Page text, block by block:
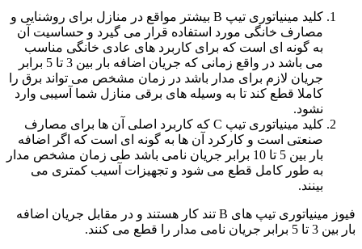
کلید مینیاتوری تیپ B بیشتر مواقع در منازل برای روشنایی و
مصارف خانگی مورد استفاده قرار می گیرد و حساسیت آن
به گونه ای است که برای کاربرد های عادی خانگی مناسب
می باشد در واقع زمانی که جریان اضافه بار بین 3 تا 5 برابر
جریان لازم برای مدار باشد در زمان مشخص می تواند برق را
کاملا قطع کند تا به وسیله های برقی منازل شما آسیبی وارد
نشود.
کلید مینیاتوری تیپ C که کاربرد اصلی آن ها برای مصارف
صنعتی است و کارکرد آن ها به گونه ای است که اگر اضافه
بار بین 5 تا 10 برابر جریان نامی باشد طی زمان مشخص مدار
به طور کامل قطع می شود و تجهیزات آسیب کمتری می
بینند.
فیوز مینیاتوری تیپ های B تند کار هستند و در مقابل جریان اضافه
بار بین 3 تا 5 برابر جریان نامی مدار را قطع می کنند.